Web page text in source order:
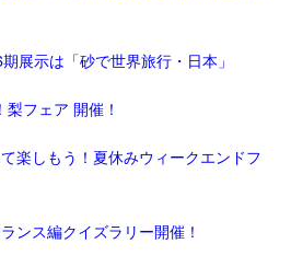
展示は「砂で世界旅行・日本」
梨フェア 開催！
楽しもう！夏休みウィークエンドフ
ンス編クイズラリー開催！